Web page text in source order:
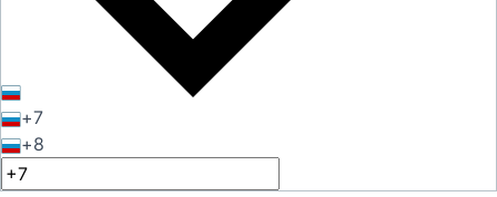
+7
+8